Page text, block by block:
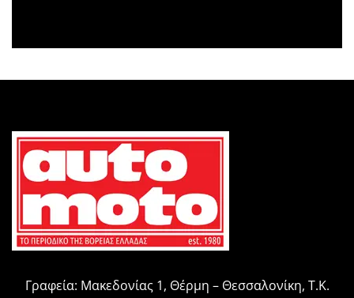
Γραφεία: Μακεδονίας 1, Θέρμη – Θεσσαλονίκη, Τ.Κ.